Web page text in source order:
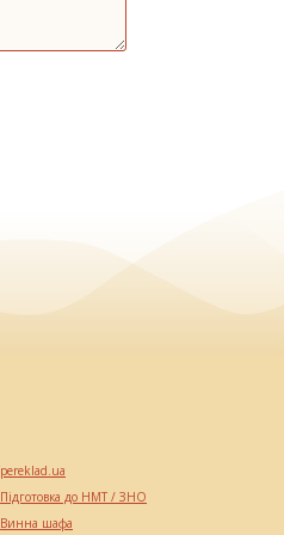
pereklad.ua
Підготовка до НМТ / ЗНО
Винна шафа